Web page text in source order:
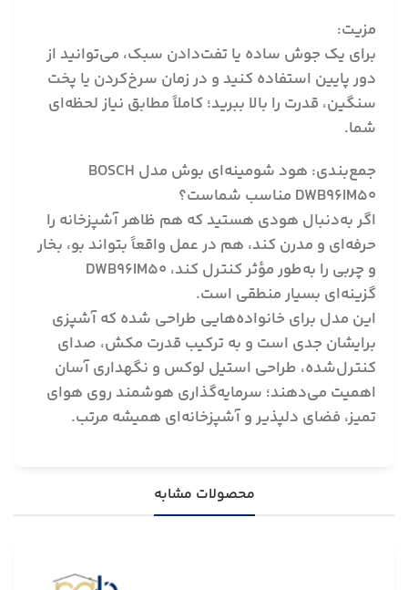
مزیت:
برای یک جوش ساده یا تفت‌دادن سبک، می‌توانید از
دور پایین استفاده کنید و در زمان سرخ‌کردن یا پخت
سنگین، قدرت را بالا ببرید؛ کاملاً مطابق نیاز لحظه‌ای
شما.
جمع‌بندی: هود شومینه‌ای بوش مدل BOSCH
DWB96IM50 مناسب شماست؟
اگر به‌دنبال هودی هستید که هم ظاهر آشپزخانه را
حرفه‌ای و مدرن کند، هم در عمل واقعاً بتواند بو، بخار
و چربی را به‌طور مؤثر کنترل کند، DWB96IM50
گزینه‌ای بسیار منطقی است.
این مدل برای خانواده‌هایی طراحی شده که آشپزی
برایشان جدی است و به ترکیب قدرت مکش، صدای
کنترل‌شده، طراحی استیل لوکس و نگهداری آسان
اهمیت می‌دهند؛ سرمایه‌گذاری هوشمند روی هوای
تمیز، فضای دلپذیر و آشپزخانه‌ای همیشه مرتب.
محصولات مشابه